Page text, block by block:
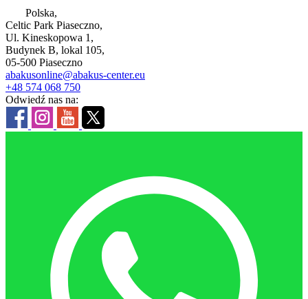
Polska,
Celtic Park Piaseczno,
Ul. Kineskopowa 1,
Budynek B, lokal 105,
05-500 Piaseczno
abakusonline@abakus-center.eu
+48 574 068 750
Odwiedź nas na: